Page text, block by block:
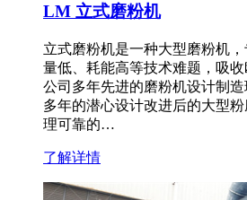
LM 立式磨粉机
立式磨粉机是一种大型磨粉机
量低、耗能高等技术难题，吸
公司多年先进的磨粉机设计制
多年的潜心设计改进后的大型
理可靠的…
了解详情